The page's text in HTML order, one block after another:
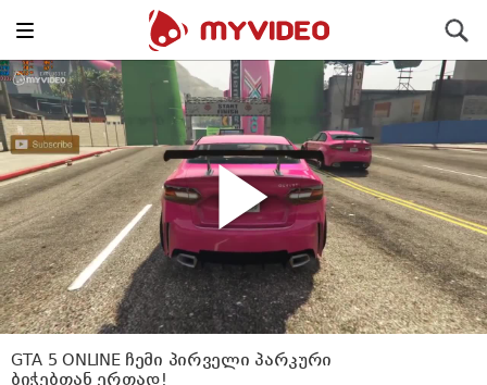
Toggle
GTA 5 ONLINE ჩემი პირველი პარკური
ბიჭებთან ერთად!